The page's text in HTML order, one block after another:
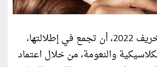
بإمكان عروس خريف 2022، أن تجمع في إطلالتها،
والنعومة، من خلال اعتماد